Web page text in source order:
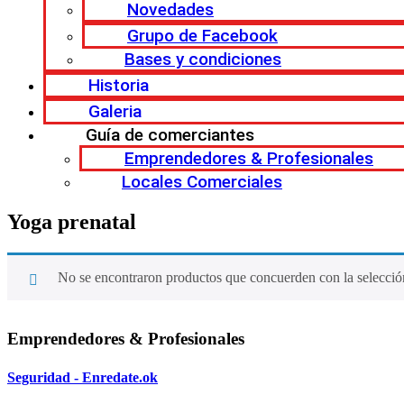
Novedades
Grupo de Facebook
Bases y condiciones
Historia
Galeria
Guía de comerciantes
Emprendedores & Profesionales
Locales Comerciales
Yoga prenatal
No se encontraron productos que concuerden con la
Emprendedores & Profesionales
Seguridad - Enredate.ok